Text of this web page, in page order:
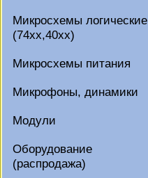
Микросхемы логические
(74xx,40xx)
Микросхемы питания
Микрофоны, динамики
Модули
Оборудование
(распродажа)